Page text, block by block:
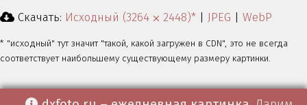
Скачать: Исходный (3264 ⨉ 2448)* | JPEG | WebP
* "исходный" тут значит "такой, какой загружен в CDN", это не всегда
соответствует наибольшему существующему размеру картинки.